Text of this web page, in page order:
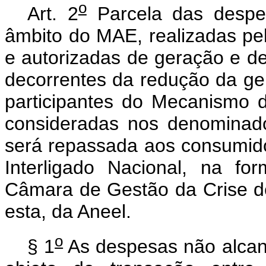
Art. 2oParcela das
âmbito do MAE, realizadas
e autorizadas de geração e
decorrentes da redução da
participantes do Mecanismo
consideradas nos
será repassada aos
Interligado Nacional, na
Câmara de Gestão da Crise
esta, da Aneel.
§ 1oAs despesas não